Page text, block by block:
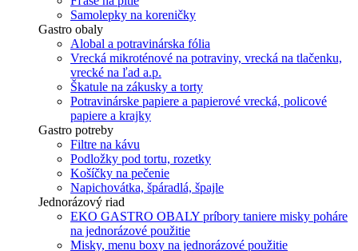
Samolepky na koreničky
Gastro obaly
Alobal a potravinárska fólia
Vrecká mikroténové na potraviny, vrecká na tlačenku,
vrecké na ľad a.p.
Škatule na zákusky a torty
Potravinárske papiere a papierové vrecká, policové
papiere a krajky
Gastro potreby
Filtre na kávu
Podložky pod tortu, rozetky
Košíčky na pečenie
Napichovátka, špáradlá, špajle
Jednorázový riad
EKO GASTRO OBALY príbory taniere misky poháre
na jednorázové použitie
Misky, menu boxy na jednorázové použitie